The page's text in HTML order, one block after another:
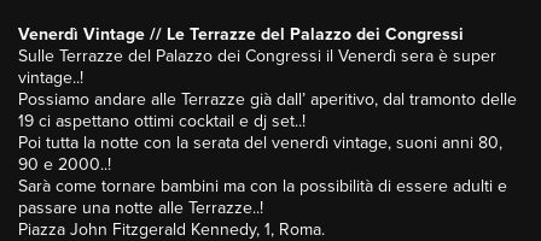
Venerdì Vintage // Le Terrazze del Palazzo dei Congressi
Sulle Terrazze del Palazzo dei Congressi il Venerdì sera è super
vintage..!
Possiamo andare alle Terrazze già dall’ aperitivo, dal tramonto delle
19 ci aspettano ottimi cocktail e dj set..!
Poi tutta la notte con la serata del venerdì vintage, suoni anni 80,
90 e 2000..!
Sarà come tornare bambini ma con la possibilità di essere adulti e
passare una notte alle Terrazze..!
Piazza John Fitzgerald Kennedy, 1, Roma.